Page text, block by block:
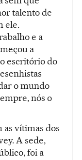
talento de
ele.
e a
a
escritório do
o mundo
nós o
vítimas dos
A sede,
foi a